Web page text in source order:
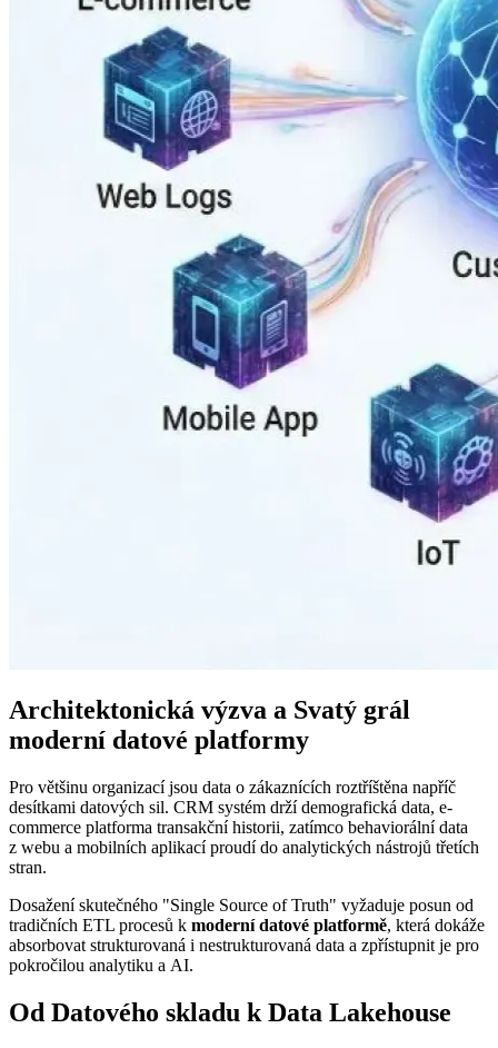
Architektonická výzva a Svatý grál
moderní datové platformy
Pro většinu organizací jsou data o zákaznících roztříštěna napříč
desítkami datových sil. CRM systém drží demografická data, e-
commerce platforma transakční historii, zatímco behaviorální data
z webu a mobilních aplikací proudí do analytických nástrojů třetích
stran.
Dosažení skutečného "Single Source of Truth" vyžaduje posun od
tradičních ETL procesů k moderní datové platformě, která dokáže
absorbovat strukturovaná i nestrukturovaná data a zpřístupnit je pro
pokročilou analytiku a AI.
Od Datového skladu k Data Lakehouse